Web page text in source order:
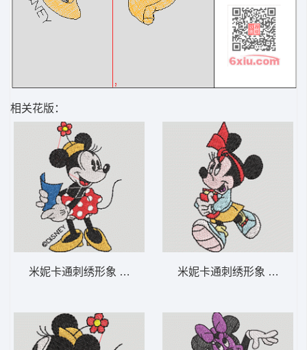
相关花版：
米妮卡通刺绣形象 米妮 59-DST格式米妮卡通刺绣形象 米妮